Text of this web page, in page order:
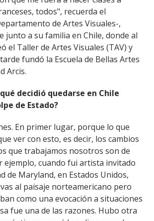
todos", recuerda el
de Artes Visuales-,
junto a su familia en Chile, donde al
el Taller de Artes Visuales (TAV) y
fundó la Escuela de Bellas Artes
Arcis.
decidió quedarse en Chile
de Estado?
En primer lugar, porque lo que
ver con esto, es decir, los cambios
que trabajamos nosotros son de
ejemplo, cuando fui artista invitado
de Maryland, en Estados Unidos,
al paisaje norteamericano pero
como una evocación a situaciones
fue una de las razones. Hubo otra